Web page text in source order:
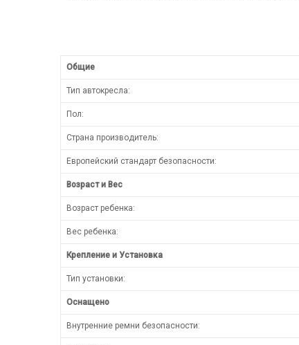
Общие
Тип автокресла:
Пол:
Страна производитель:
Европейский стандарт безопасности:
Возраст и Вес
Возраст ребенка:
Вес ребенка:
Крепление и Установка
Тип установки:
Оснащено
Внутренние ремни безопасности: